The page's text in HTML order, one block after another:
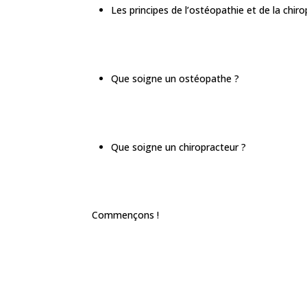
Les principes de l’ostéopathie et de la
Que soigne un ostéopathe ?
Que soigne un chiropracteur ?
Commençons !